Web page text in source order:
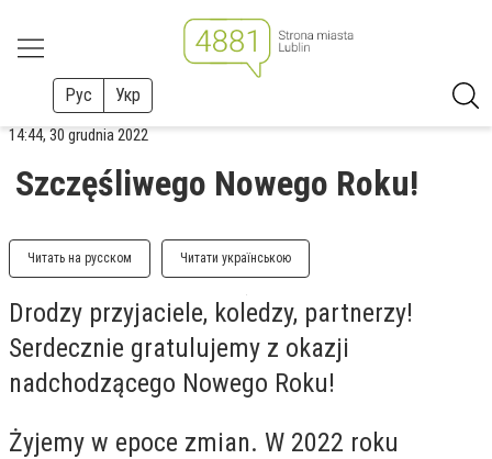
Рус Укр
14:44, 30 grudnia 2022
Szczęśliwego Nowego Roku!
Читать на русском Читати українською
Drodzy przyjaciele, koledzy, partnerzy!
Serdecznie gratulujemy z okazji
nadchodzącego Nowego Roku!
Żyjemy w epoce zmian. W 2022 roku